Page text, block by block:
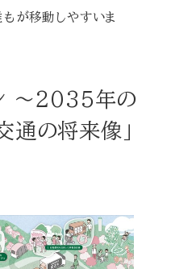
が移動しやすいま
～2035年の
通の将来像」